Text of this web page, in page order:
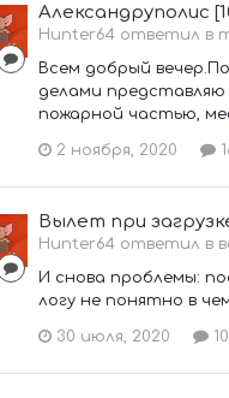
Александруполис
Hunter64 ответил в
Всем добрый
делами
пожарной частью,
2 ноября, 2020
Вылет при
Hunter64 ответил в
И снова проблемы:
логу не понятно в
30 июля, 2020